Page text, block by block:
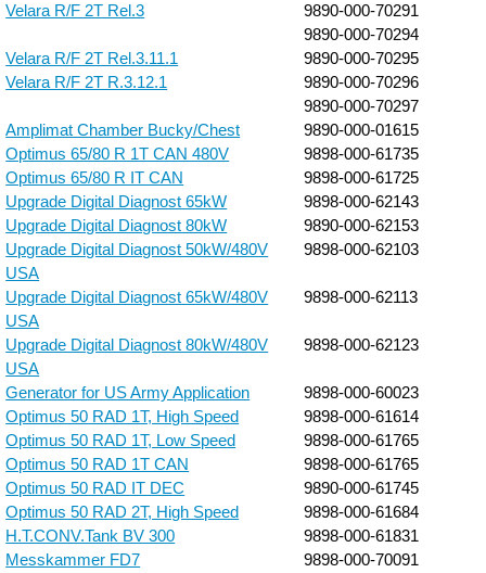
Velara R/F 2T Rel.3
9890-000-70291
9890-000-70294
Velara R/F 2T Rel.3.11.1
9890-000-70295
Velara R/F 2T R.3.12.1
9890-000-70296
9890-000-70297
Amplimat Chamber Bucky/Chest
9890-000-01615
Optimus 65/80 R 1T CAN 480V
9898-000-61735
Optimus 65/80 R IT CAN
9898-000-61725
Upgrade Digital Diagnost 65kW
Upgrade Digital Diagnost 80kW
9898-000-62143
9890-000-62153
Upgrade Digital Diagnost 50kW/480V
USA
9898-000-62103
Upgrade Digital Diagnost 65kW/480V
USA
9898-000-62113
Upgrade Digital Diagnost 80kW/480V
USA
9898-000-62123
Generator for US Army Application
9898-000-60023
Optimus 50 RAD 1T, High Speed
9898-000-61614
Optimus 50 RAD 1T, Low Speed
9898-000-61765
Optimus 50 RAD 1T CAN
9898-000-61765
Optimus 50 RAD IT DEC
9890-000-61745
Optimus 50 RAD 2T, High Speed
9898-000-61684
H.T.CONV.Tank BV 300
9898-000-61831
Messkammer FD7
9898-000-70091